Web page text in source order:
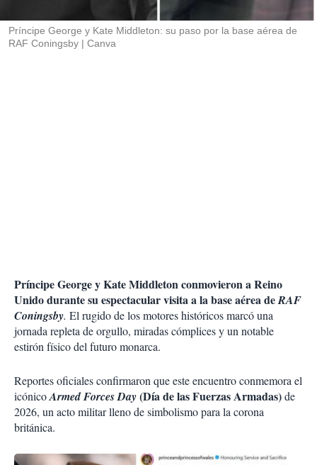
Príncipe George y Kate Middleton: su paso por la base aérea de
RAF Coningsby
Canva
Príncipe George y Kate Middleton conmovieron a Reino
Unido durante su espectacular visita a la base aérea deRAF
Coningsby. El rugido de los motores históricos marcó una
jornada repleta de orgullo, miradas cómplices y un notable
estirón físico del futuro monarca.
Reportes oficiales confirmaron que este encuentro conmemora el
icónicoArmed Forces Day(Día de las Fuerzas Armadas)de
2026, un acto militar lleno de simbolismo para la corona
británica.